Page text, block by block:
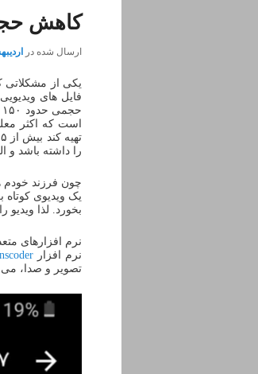
کاهش
ارسال شده در
یکی از مشکلاتی
را داشته باشد و
چون فرزند خودم
یک ویدیوی کوتاه
بخورد. لذا ویدیو
نرم افزارهای
نرم افزار
تصویر و صدا، می